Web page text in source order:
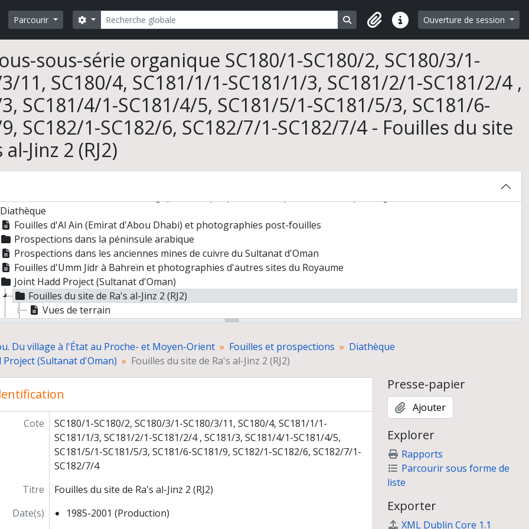
Parcourir Rechercher
Search options Search in browse page
Liens rapidesOuverture de session
sous-série organique SC180/1-SC180/2, SC180/3/1-
11, SC180/4, SC181/1/1-SC181/1/3, SC181/2/1-SC181/2/4 ,
SC181/4/1-SC181/4/5, SC181/5/1-SC181/5/3, SC181/6-
SC182/1-SC182/6, SC182/7/1-SC182/7/4 - Fouilles du site
Jinz 2 (RJ2)
Cleuziou. Du village à l'État au Proche- et Moyen-Orient
et prospections
Documentation cartographique
Direction de la mission archéologique française d'Al Ain (Abou Dhabi, Emirats arabes unis) et travaux postérieurs
Direction de la fouille de tumuli de l'Age du Bronze à Umm Jidr, Bahreïn (novembre 1979)
Co-direction du Joint Hadd Project (JHP), Sultanat d'Oman
Co-direction de la mission "Etude du peuplement pré- et protohistorique du Yémen"
Diathèque
Fouilles d'Al Ain (Emirat d'Abou Dhabi) et photographies post-fouilles
Prospections dans la péninsule arabique
Prospections dans les anciennes mines de cuivre du Sultanat d'Oman
Fouilles d'Umm Jidr à Bahreïn et photographies d'autres sites du Royaume
Joint Hadd Project (Sultanat d'Oman)
Fouilles du site de Ra's al-Jinz 2 (RJ2)
Vues de terrain
Matériel archéologique
Autres sites fouillés
Vie de la mission
Prospections
Documentation
Dossiers non identifiés
Prospections des sites de l'Age du Bronze au Yémen
Photographies numériques
de recherche
de publications
séminaires, conférences
scientifiques
et formation
à des instances décisionnelles ou consultatives
Du village à l'État au Proche- et Moyen-Orient Fouilles et prospections
Diathèque
Project (Sultanat d'Oman)
Fouilles du site de Ra's al-Jinz 2 (RJ2)
Cote
SC180/1-SC180/2, SC180/3/1-SC180/3/11, SC180/4, SC181/1/1-
SC181/1/3, SC181/2/1-SC181/2/4 , SC181/3, SC181/4/1-SC181/4/5,
SC181/5/1-SC181/5/3, SC181/6-SC181/9, SC182/1-SC182/6, SC182/7/1-
SC182/7/4
Titre
Fouilles du site de Ra's al-Jinz 2 (RJ2)
Date(s)
1985-2001 (Production)
Presse-papier
Ajouter
Explorer
Rapports
Parcourir sous forme de
liste
Exporter
XML Dublin Core 1.1